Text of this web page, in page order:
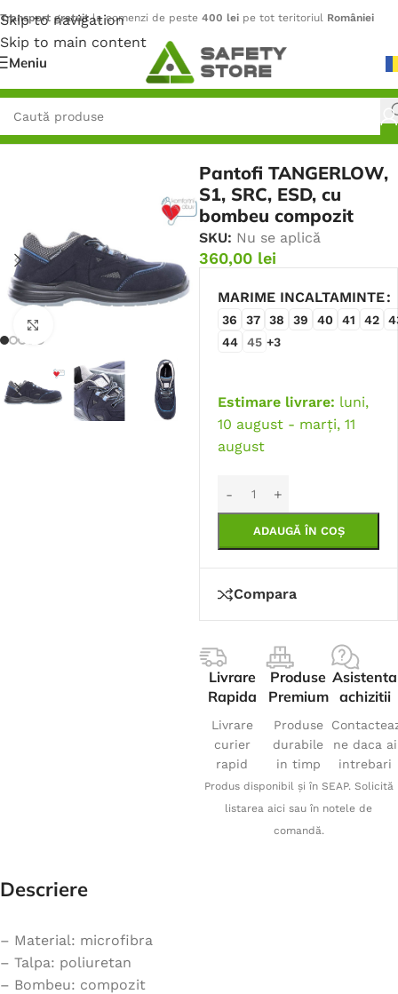
Skip to navigation
Skip to main content
Transport gratuitla comenzi de peste 400 lei pe tot teritoriul României
Meniu
Prima pagină/Încălțăminte
Pantofi TANGERLOW,
S1, SRC, ESD, cu
bombeu compozit
SKU: Nu se aplică
360,00 lei
MARIME INCALTAMINTE
36 37 38 39 40 41 42
44
45 +3
Estimare livrare: luni,
10 august - marți, 11
august
ADAUGĂ ÎN COȘ
Compara
Livrare
Rapida
Livrare
curier
rapid
Produse
Premium
Produse
durabile
in timp
Asistenta
achizitii
ne daca ai
intrebari
Produs disponibil și în SEAP. Solicită
listarea aici sau în notele de
comandă.
Descriere
– Material: microfibra
– Talpa: poliuretan
– Bombeu: compozit